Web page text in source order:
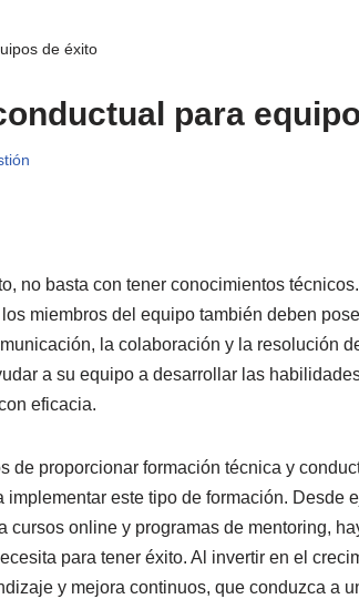
de éxito
para
no basta con tener conocimientos
miembros del equipo también deben
la colaboración y la resolución
a su equipo a desarrollar las
eficacia.
de proporcionar formación técnica y
este tipo de formación. Desde
online y programas de mentoring,
para tener éxito. Al invertir en el
y mejora continuos, que conduzca a